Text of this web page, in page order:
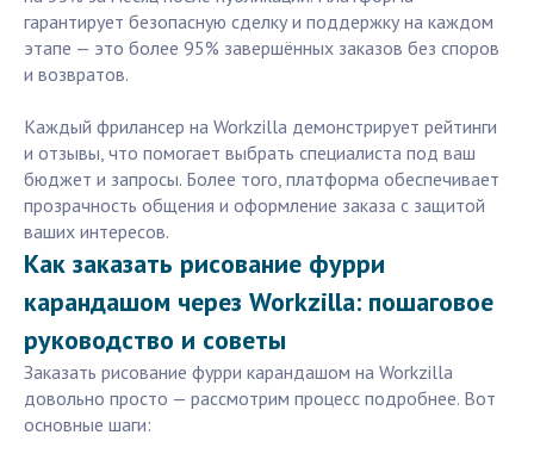
гарантирует безопасную сделку и поддержку на каждом
этапе — это более 95% завершённых заказов без споров
и возвратов.
Каждый фрилансер на Workzilla демонстрирует рейтинги
и отзывы, что помогает выбрать специалиста под ваш
бюджет и запросы. Более того, платформа обеспечивает
прозрачность общения и оформление заказа с защитой
ваших интересов.
Как заказать рисование фурри
карандашом через Workzilla: пошаговое
руководство и советы
Заказать рисование фурри карандашом на Workzilla
довольно просто — рассмотрим процесс подробнее. Вот
основные шаги: